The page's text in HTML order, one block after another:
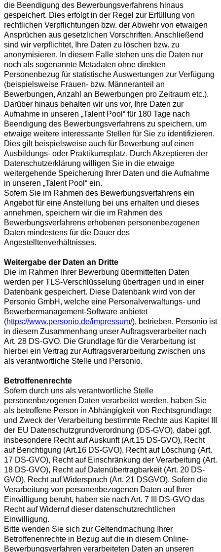
die Beendigung des Bewerbungsverfahrens hinaus
gespeichert. Dies erfolgt in der Regel zur Erfüllung von
rechtlichen Verpflichtungen bzw. der Abwehr von etwaigen
Ansprüchen aus gesetzlichen Vorschriften. Anschließend
sind wir verpflichtet, Ihre Daten zu löschen bzw. zu
anonymisieren. In diesem Falle stehen uns die Daten nur
noch als sogenannte Metadaten ohne direkten
Personenbezug für statistische Auswertungen zur Verfügung
(beispielsweise Frauen- bzw. Männeranteil an
Bewerbungen, Anzahl an Bewerbungen pro Zeitraum etc.).
Darüber hinaus behalten wir uns vor, Ihre Daten zur
Aufnahme in unseren „Talent Pool“ für 180 Tage nach
Beendigung des Bewerbungsverfahrens zu speichern, um
etwaige weitere interessante Stellen für Sie zu identifizieren.
Dies gilt beispielsweise auch für Bewerbung auf einen
Ausbildungs- oder Praktikumsplatz. Durch Akzeptieren der
Datenschutzerklärung willigen Sie in die etwaige
weitergehende Speicherung Ihrer Daten und die Aufnahme
in unseren „Talent Pool“ ein.
Sofern Sie im Rahmen des Bewerbungsverfahrens ein
Angebot für eine Anstellung bei uns erhalten und dieses
annehmen, speichern wir die im Rahmen des
Bewerbungsverfahrens erhobenen personenbezogenen
Daten mindestens für die Dauer des
Angestelltenverhältnisses.
Weitergabe der Daten an Dritte
Die im Rahmen Ihrer Bewerbung übermittelten Daten
werden per TLS-Verschlüsselung übertragen und in einer
Datenbank gespeichert. Diese Datenbank wird von der
Personio GmbH, welche eine Personalverwaltungs- und
Bewerbermanagement-Software anbietet
(https://www.personio.de/impressum/), betrieben. Personio ist
in diesem Zusammenhang unser Auftragsverarbeiter nach
Art. 28 DS-GVO. Die Grundlage für die Verarbeitung ist
hierbei ein Vertrag zur Auftragsverarbeitung zwischen uns
als verantwortliche Stelle und Personio.
Betroffenenrechte
Sofern durch uns als verantwortliche Stelle
personenbezogenen Daten verarbeitet werden, haben Sie
als betroffene Person in Abhängigkeit von Rechtsgrundlage
und Zweck der Verarbeitung bestimmte Rechte aus Kapitel III
der EU Datenschutzgrundverordnung (DS-GVO), dabei ggf.
insbesondere Recht auf Auskunft (Art.15 DS-GVO), Recht
auf Berichtigung (Art.16 DS-GVO), Recht auf Löschung (Art.
17 DS-GVO), Recht auf Einschränkung der Verarbeitung (Art.
18 DS-GVO), Recht auf Datenübertragbarkeit (Art. 20 DS-
GVO), Recht auf Widerspruch (Art. 21 DSGVO). Sofern die
Verarbeitung von personenbezogenen Daten auf Ihrer
Einwilligung beruht, haben sie nach Art. 7 III DS-GVO das
Recht auf Widerruf dieser datenschutzrechtlichen
Einwilligung.
Bitte wenden Sie sich zur Geltendmachung Ihrer
Betroffenenrechte in Bezug auf die in diesem Online-
Bewerbungsverfahren verarbeiteten Daten an unseren